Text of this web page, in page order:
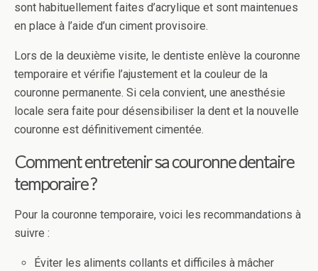
sont habituellement faites d’acrylique et sont maintenues
en place à l’aide d’un ciment provisoire.
Lors de la deuxième visite, le dentiste enlève la couronne
temporaire et vérifie l’ajustement et la couleur de la
couronne permanente. Si cela convient, une anesthésie
locale sera faite pour désensibiliser la dent et la nouvelle
couronne est définitivement cimentée.
Comment entretenir sa couronne dentaire
temporaire ?
Pour la couronne temporaire, voici les recommandations à
suivre :
Éviter les aliments collants et difficiles à mâcher